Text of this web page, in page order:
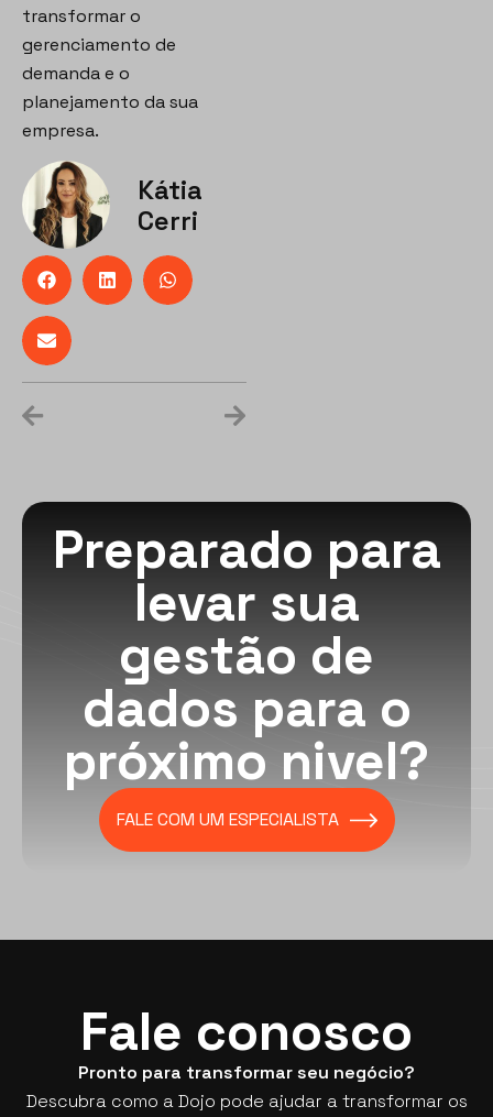
transformar o
gerenciamento de
demanda e o
planejamento da sua
empresa.
Kátia
Cerri
Preparado para
levar sua
gestão de
dados para o
próximo nivel?
FALE COM UM ESPECIALISTA
Fale conosco
Pronto para transformar seu negócio?
Descubra como a Dojo pode ajudar a transformar os